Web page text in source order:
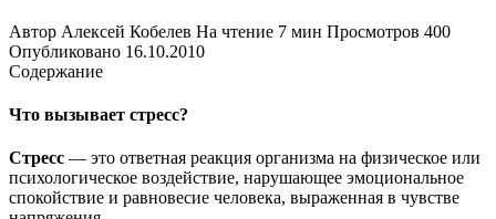
Автор Алексей Кобелев На чтение 7 мин Просмотров 400
Опубликовано 16.10.2010
Содержание
Что вызывает стресс?
Стресс — это ответная реакция организма на физическое или
психологическое воздействие, нарушающее эмоциональное
спокойствие и равновесие человека, выраженная в чувстве